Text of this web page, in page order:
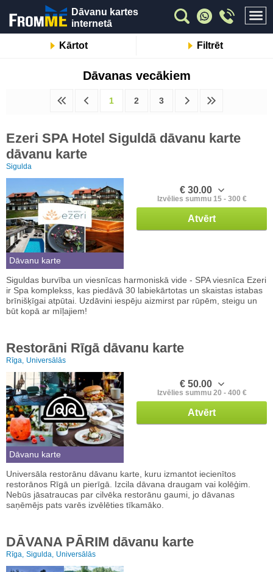
Dāvanu kartes
internetā
Kārtot Filtrēt
Dāvanas vecākiem
1 2 3
Ezeri SPA Hotel Siguldā dāvanu karte
dāvanu karte
Sigulda
Dāvanu karte
€ 30.00
Izvēlies summu 15 - 300 €
Atvērt
Siguldas burvība un viesnīcas harmoniskā vide - SPA viesnīca Ezeri
ir Spa komplekss, kas piedāvā 30 labiekārtotas un skaistas istabas
brīnišķīgai atpūtai. Uzdāvini iespēju aizmirst par rūpēm, steigu un
būt kopā ar mīļajiem!
Restorāni Rīgā dāvanu karte
Rīga, Universālās
Dāvanu karte
€ 50.00
Izvēlies summu 20 - 400 €
Atvērt
Universāla restorānu dāvanu karte, kuru izmantot iecienītos
restorānos Rīgā un pierīgā. Izcila dāvana draugam vai kolēģim.
Nebūs jāsatraucas par cilvēka restorānu gaumi, jo dāvanas
saņēmējs pats varēs izvēlēties tīkamāko.
DĀVANA PĀRIM dāvanu karte
Rīga, Sigulda, Universālās